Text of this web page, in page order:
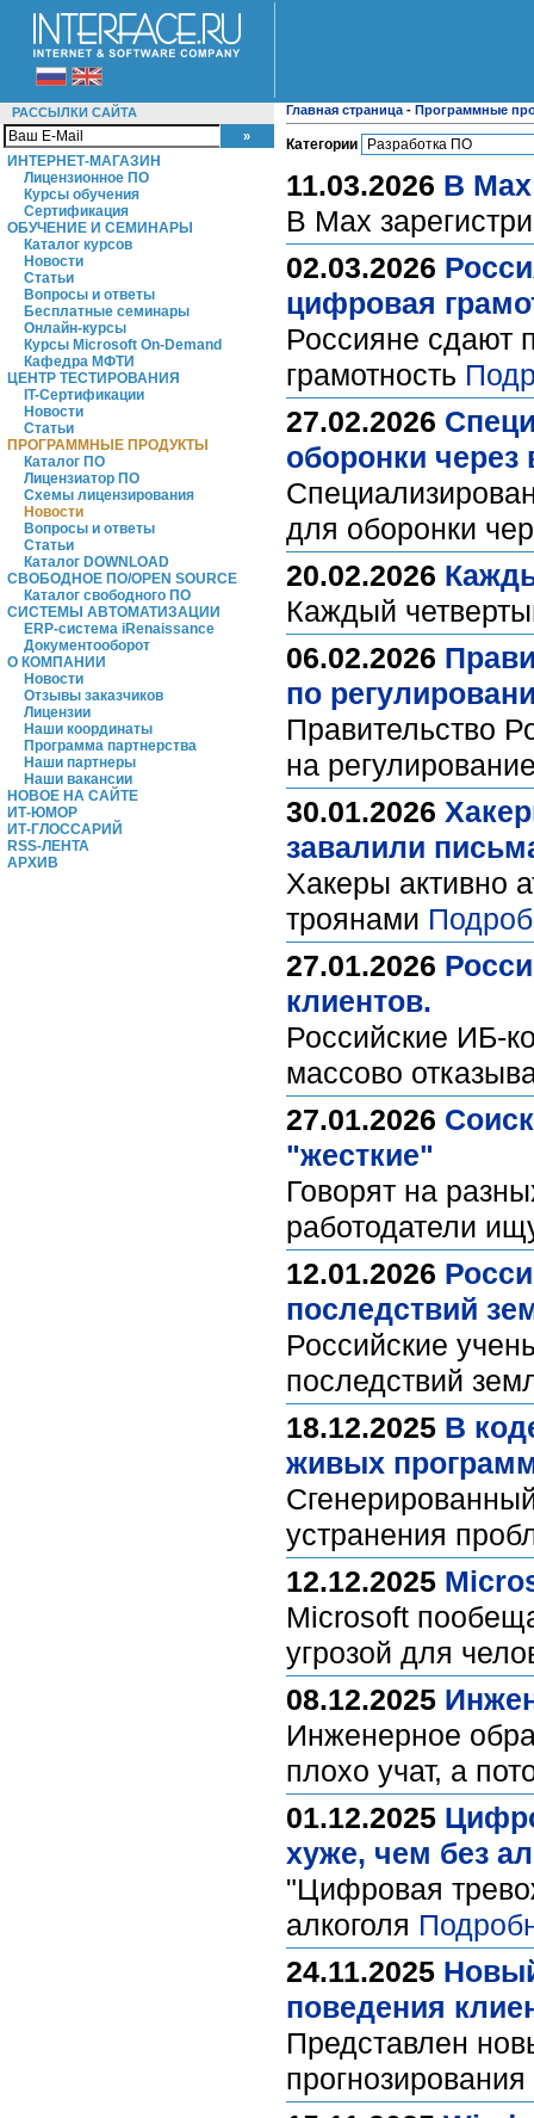
РАССЫЛКИ САЙТА
ИНТЕРНЕТ-МАГАЗИН
Лицензионное ПО
Курсы обучения
Сертификация
ОБУЧЕНИЕ И СЕМИНАРЫ
Каталог курсов
Новости
Статьи
Вопросы и ответы
Бесплатные семинары
Онлайн-курсы
Курсы Microsoft On-Demand
Кафедра МФТИ
ЦЕНТР ТЕСТИРОВАНИЯ
IT-Сертификации
Новости
Статьи
ПРОГРАММНЫЕ ПРОДУКТЫ
Каталог ПО
Лицензиатор ПО
Схемы лицензирования
Новости
Вопросы и ответы
Статьи
Каталог DOWNLOAD
СВОБОДНОЕ ПО/OPEN SOURCE
Каталог свободного ПО
СИСТЕМЫ АВТОМАТИЗАЦИИ
ERP-система iRenaissance
Документооборот
О КОМПАНИИ
Новости
Отзывы заказчиков
Лицензии
Наши координаты
Программа партнерства
Наши партнеры
Наши вакансии
НОВОЕ НА САЙТЕ
ИТ-ЮМОР
ИТ-ГЛОССАРИЙ
RSS-ЛЕНТА
АРХИВ
Главная страница - Программные
Категории
11.03.2026 В
В Max
02.03.2026
цифровая
Россияне сдают
грамотность
27.02.2026
оборонки через
для оборонки
20.02.2026
Каждый
06.02.2026
по
Правительство
на
30.01.2026
завалили
Хакеры активно
троянами
27.01.2026
клиентов.
Российские ИБ-
массово
27.01.2026
"жесткие"
Говорят на
работодатели
12.01.2026
последствий
Российские
последствий
18.12.2025 В
живых
устранения
12.12.2025
Microsoft
угрозой для
08.12.2025
Инженерное
плохо учат, а
01.12.2025
хуже, чем без
"Цифровая
алкоголя
24.11.2025
поведения
Представлен